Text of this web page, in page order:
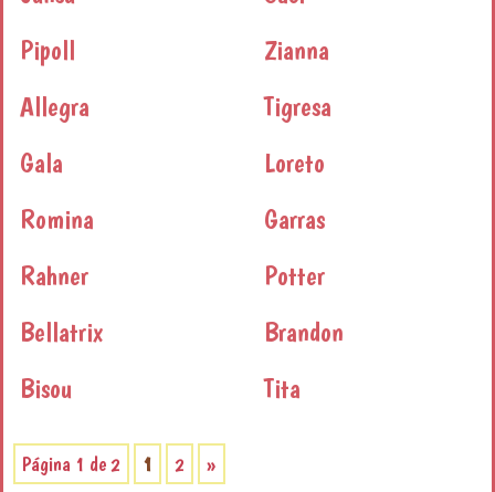
Pipoll
Zianna
Allegra
Tigresa
Gala
Loreto
Romina
Garras
Rahner
Potter
Bellatrix
Brandon
Bisou
Tita
Página 1 de 2 1 2 »